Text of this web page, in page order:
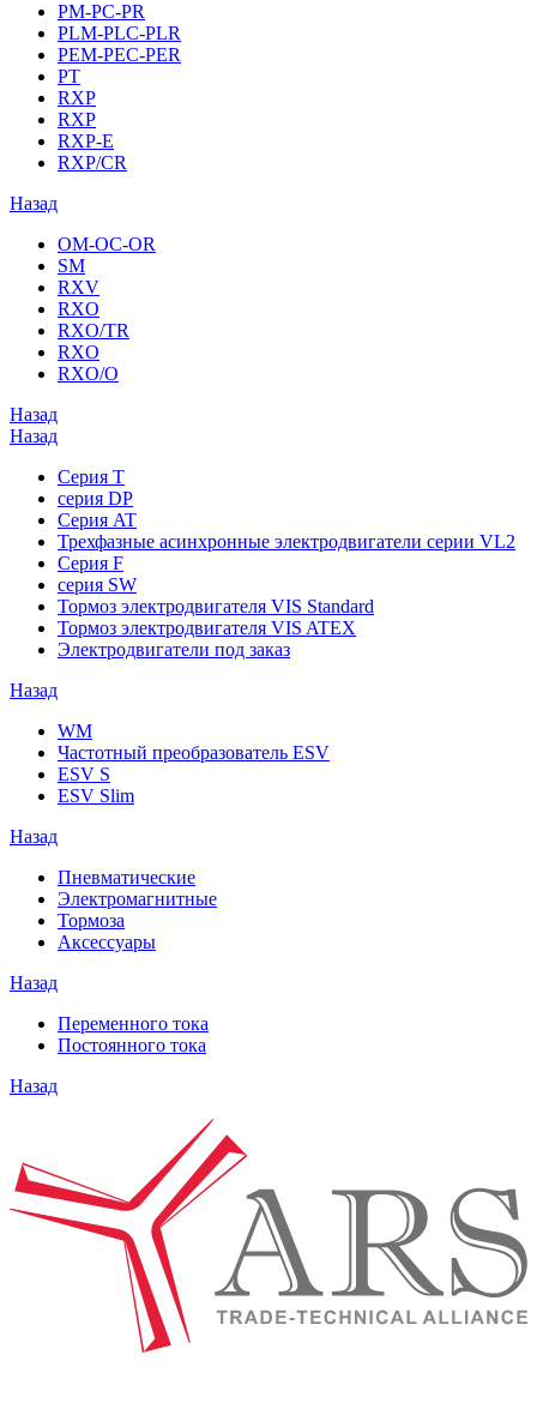
PM-PC-PR
PLM-PLC-PLR
PEM-PEC-PER
PT
RXP
RXP
RXP-E
RXP/CR
Назад
OM-OC-OR
SM
RXV
RXO
RXO/TR
RXO
RXO/O
Назад
Назад
Серия T
серия DP
Серия AT
Трехфазные асинхронные электродвигатели серии VL2
Серия F
серия SW
Тормоз электродвигателя VIS Standard
Тормоз электродвигателя VIS ATEX
Электродвигатели под заказ
Назад
WM
Частотный преобразователь ESV
ESV S
ESV Slim
Назад
Пневматические
Электромагнитные
Тормоза
Аксессуары
Назад
Переменного тока
Постоянного тока
Назад